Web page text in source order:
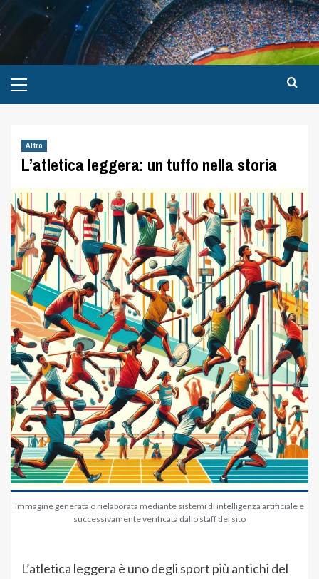
Altro
L’atletica leggera: un tuffo nella storia
Immagine generata o rielaborata mediante sistemi di intelligenza artificiale e
successivamente verificata dallo staff del sito
L’atletica leggera è uno degli sport più antichi del